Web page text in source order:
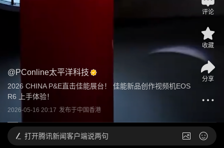
@PConline太平洋科技
2026 CHINA P&E直击佳能展台！ 佳能新品创作视频机EOS
R6 上手体验！
2026-05-16 20:17 发布于中国香港
评论
收藏
分享
打开腾讯新闻客户端说两句